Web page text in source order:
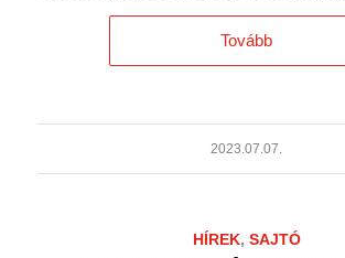
Tovább
2023.07.07.
HÍREK, SAJTÓ